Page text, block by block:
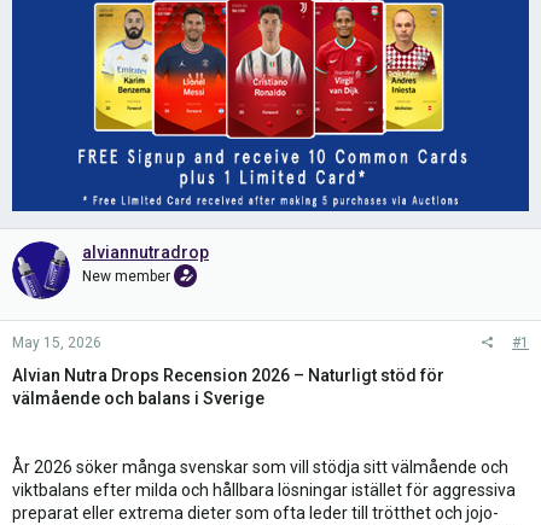
alviannutradrop
New member
May 15, 2026 #1
Alvian Nutra Drops Recension 2026 – Naturligt stöd för
välmående och balans i Sverige
År 2026 söker många svenskar som vill stödja sitt välmående och
viktbalans efter milda och hållbara lösningar istället för aggressiva
preparat eller extrema dieter som ofta leder till trötthet och jojo-